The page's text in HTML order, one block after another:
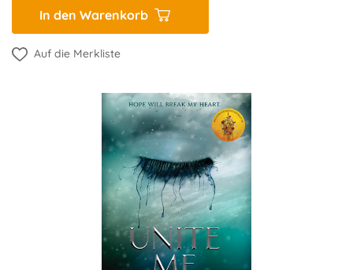
In den Warenkorb
Auf die Merkliste